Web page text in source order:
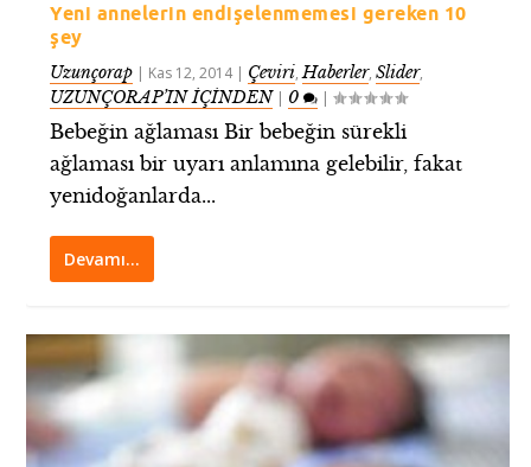
Yeni annelerin endişelenmemesi gereken 10
şey
Uzunçorap | Kas 12, 2014| Çeviri,Haberler,Slider,
UZUNÇORAP’IN İÇİNDEN| 0 |
Bebeğin ağlaması Bir bebeğin sürekli
ağlaması bir uyarı anlamına gelebilir, fakat
yenidoğanlarda...
Devamı…